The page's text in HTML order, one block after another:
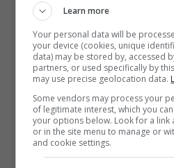
Eventi metereologici
nonostante il loro
Learn more
Your personal data will be
your device (cookies, unique
data) may be stored by, accessed
partners, or used specifically by
may use precise geolocation data.
Some vendors may process your
of legitimate interest, which you
your options below. Look for a link
or in the site menu to manage or
and cookie settings.